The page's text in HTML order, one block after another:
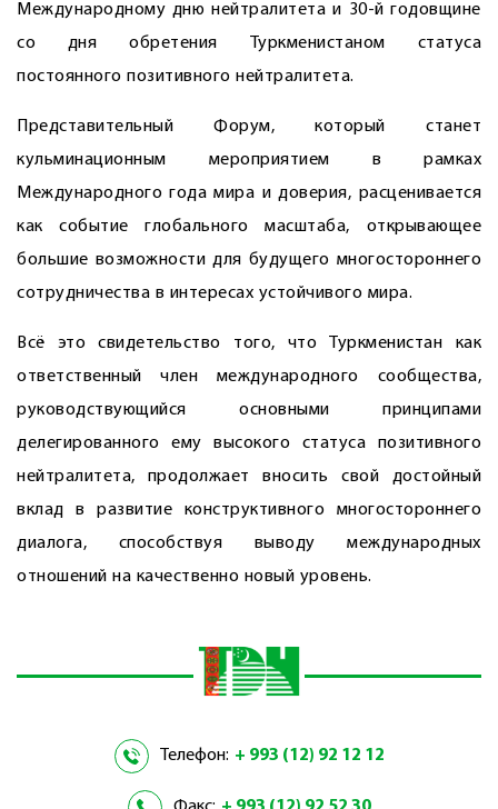
Международному дню нейтралитета и 30-й годовщине
со дня обретения Туркменистаном статуса
постоянного позитивного нейтралитета.
Представительный Форум, который станет
кульминационным мероприятием в рамках
Международного года мира и доверия, расценивается
как событие глобального масштаба, открывающее
большие возможности для будущего многостороннего
сотрудничества в интересах устойчивого мира.
Всё это свидетельство того, что Туркменистан как
ответственный член международного сообщества,
руководствующийся основными принципами
делегированного ему высокого статуса позитивного
нейтралитета, продолжает вносить свой достойный
вклад в развитие конструктивного многостороннего
диалога, способствуя выводу международных
отношений на качественно новый уровень.
Телефон: + 993 (12) 92 12 12